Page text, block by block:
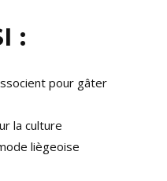
:
pour gâter
la culture
liègeoise